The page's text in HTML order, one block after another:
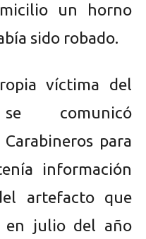
un horno
sido robado.
víctima del
comunicó
para
información
artefacto que
en julio del año